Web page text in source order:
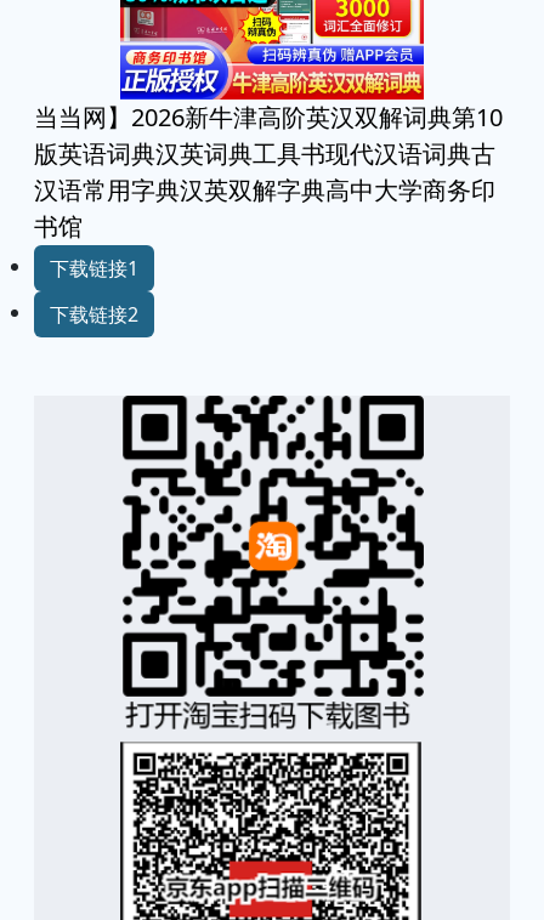
当当网】2026新牛津高阶英汉双解词典第10
版英语词典汉英词典工具书现代汉语词典古
汉语常用字典汉英双解字典高中大学商务印
书馆
下载链接1
下载链接2